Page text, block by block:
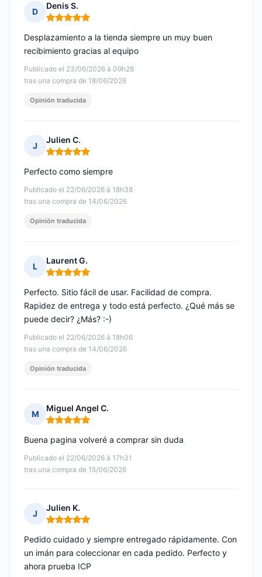
D
Denis S.
Nota: 5 de 5
Publicado el 23/06/2026 à 09h28
tras una compra de 18/06/2026
Desplazamiento a la tienda siempre un muy buen
recibimiento gracias al equipo
Opinión traducida
J
Julien C.
Nota: 5 de 5
Publicado el 22/06/2026 à 18h38
tras una compra de 14/06/2026
Perfecto como siempre
Opinión traducida
L
Laurent G.
Nota: 5 de 5
Publicado el 22/06/2026 à 18h06
tras una compra de 14/06/2026
Perfecto. Sitio fácil de usar. Facilidad de compra.
Rapidez de entrega y todo está perfecto. ¿Qué más se
puede decir? ¿Más? :-)
Opinión traducida
M
Miguel Angel C.
Nota: 5 de 5
Publicado el 22/06/2026 à 17h31
tras una compra de 15/06/2026
Buena pagina volveré a comprar sin duda
J
Julien K.
Nota: 5 de 5
Pedido cuidado y siempre entregado rápidamente. Con
un imán para coleccionar en cada pedido. Perfecto y
ahora prueba ICP